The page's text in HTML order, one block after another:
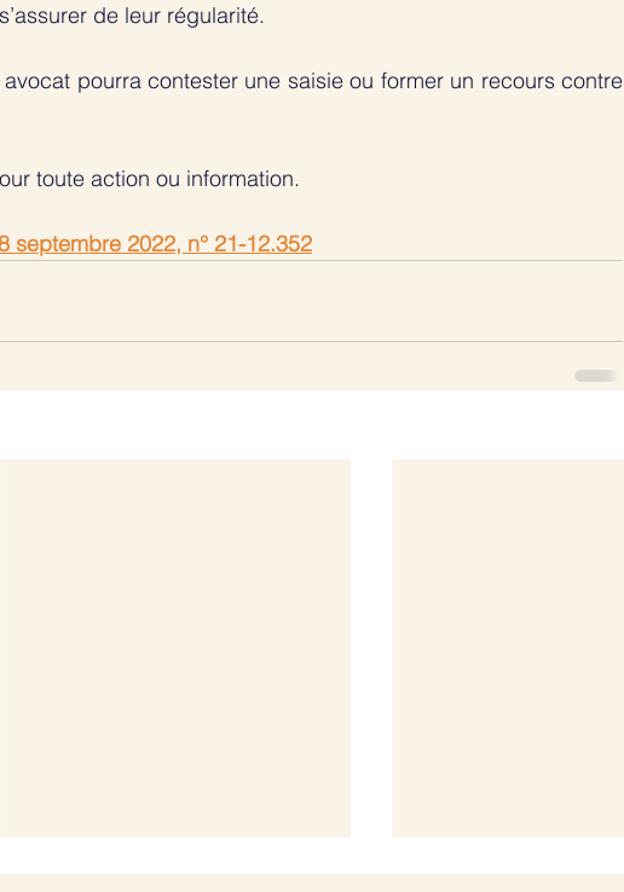
de leur régularité.
pourra contester une saisie ou former un recours contre
toute action ou information.
septembre 2022, n° 21-12.352